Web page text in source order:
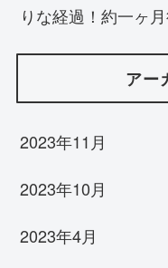
りな経過！約一ヶ
アー
2023年11月
2023年10月
2023年4月